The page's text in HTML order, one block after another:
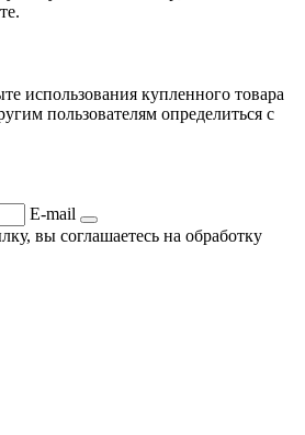
использования купленного товара
пользователям определиться с
E-mail
вы соглашаетесь на обработку